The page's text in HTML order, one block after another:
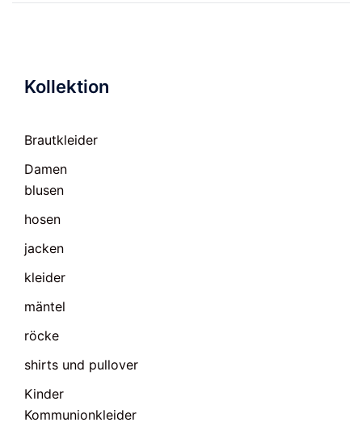
Kollektion
Brautkleider
Damen
blusen
hosen
jacken
kleider
mäntel
röcke
shirts und pullover
Kinder
Kommunionkleider